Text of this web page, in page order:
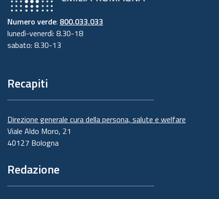
Numero verde: 800.033.033
lunedì-venerdì: 8.30-18
sabato: 8.30-13
Recapiti
Direzione generale cura della persona, salute e welfare
Viale Aldo Moro, 21
40127 Bologna
Redazione